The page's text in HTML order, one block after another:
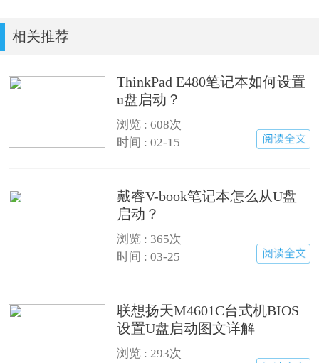
相关推荐
ThinkPad E480笔记本如何设置
u盘启动？
浏览 : 608次
时间 : 02-15
戴睿V-book笔记本怎么从U盘
启动？
浏览 : 365次
时间 : 03-25
联想扬天M4601C台式机BIOS
设置U盘启动图文详解
浏览 : 293次